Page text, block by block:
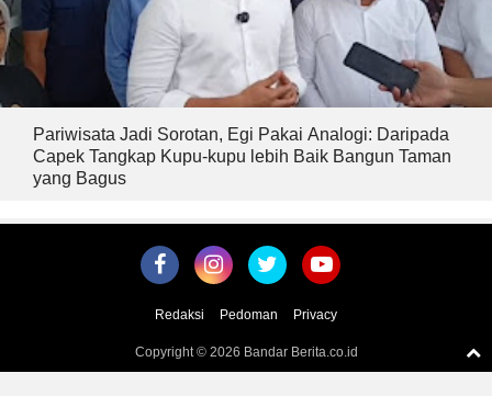
Pariwisata Jadi Sorotan, Egi Pakai Analogi: Daripada
Capek Tangkap Kupu-kupu lebih Baik Bangun Taman
yang Bagus
Redaksi Pedoman Privacy
Copyright © 2026 Bandar Berita.co.id